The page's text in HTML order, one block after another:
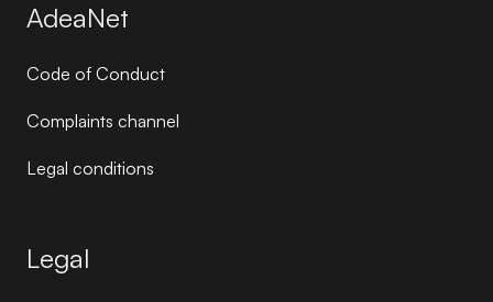
AdeaNet
Code of Conduct
Complaints channel
Legal conditions
Legal